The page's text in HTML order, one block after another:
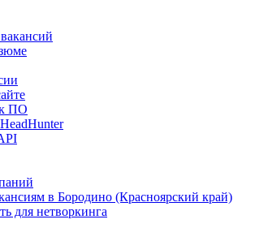
к ПО
в Бородино (Красноярский край)
для нетворкинга